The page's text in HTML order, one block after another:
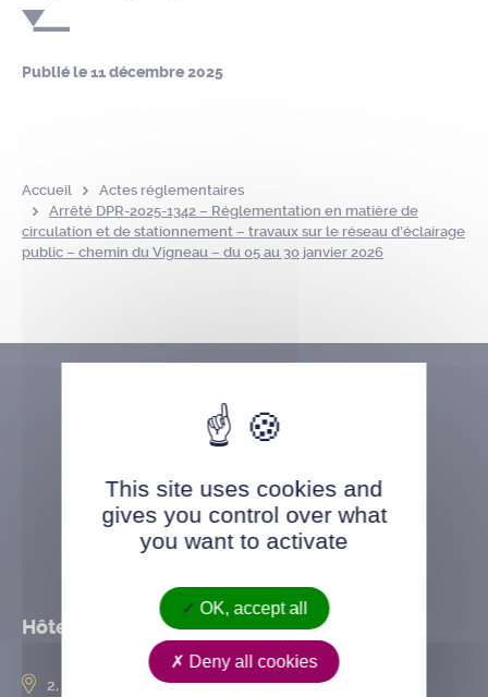
Publié le11 décembre 2025
Accueil
Actes réglementaires
Arrêté DPR-2025-1342 – Réglementation en matière de
circulation et de stationnement – travaux sur le réseau d’éclairage
public – chemin du Vigneau – du 05 au 30 janvier 2026
Hôtel de ville
2, rue de l’Hôtel-de-Ville
This site uses cookies and
gives you control over what
you want to activate
OK, accept all
Deny all cookies